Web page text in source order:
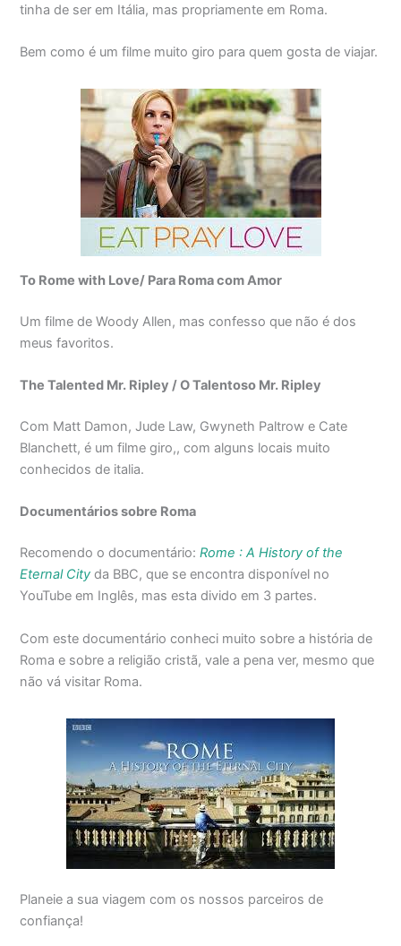
tinha de ser em Itália, mas propriamente em Roma.
Bem como é um filme muito giro para quem gosta de viajar.
To Rome with Love/ Para Roma com Amor
Um filme de Woody Allen, mas confesso que não é dos
meus favoritos.
The Talented Mr. Ripley / O Talentoso Mr. Ripley
Com Matt Damon, Jude Law, Gwyneth Paltrow e Cate
Blanchett, é um filme giro,, com alguns locais muito
conhecidos de italia.
Documentários sobre Roma
Recomendo o documentário:Rome : A History of the
Eternal City da BBC, que se encontra disponível no
YouTube em Inglês, mas esta divido em 3 partes.
Com este documentário conheci muito sobre a história de
Roma e sobre a religião cristã, vale a pena ver, mesmo que
não vá visitar Roma.
Planeie a sua viagem com os nossos parceiros de
confiança!